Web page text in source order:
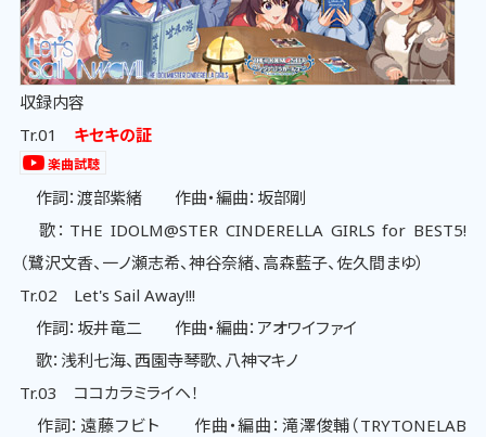
収録内容
Tr.01 キセキの証
楽曲試聴
作詞：渡部紫緒 作曲・編曲：坂部剛
歌：THE IDOLM@STER CINDERELLA GIRLS for BEST5!
（鷺沢文香、一ノ瀬志希、神谷奈緒、高森藍子、佐久間まゆ）
Tr.02 Let's Sail Away!!!
作詞：坂井竜二 作曲・編曲：アオワイファイ
歌：浅利七海、西園寺琴歌、八神マキノ
Tr.03 ココカラミライヘ！
作詞：遠藤フビト 作曲・編曲：滝澤俊輔（TRYTONELAB